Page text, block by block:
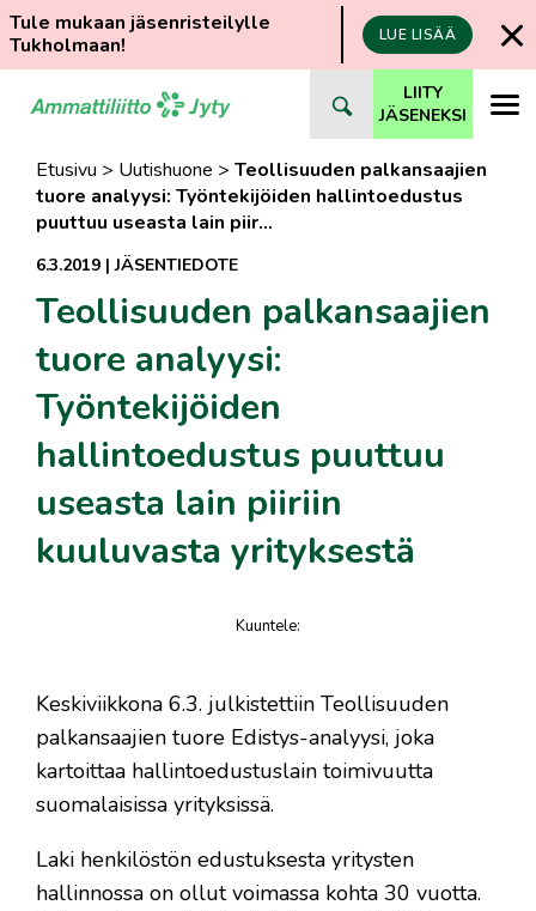
Tule mukaan jäsenristeilylle
Tukholmaan!
LUE LISÄÄ
suoraan
LIITY
JÄSENEKSI
Etusivu > Uutishuone > Teollisuuden palkansaajien
tuore analyysi: Työntekijöiden hallintoedustus
puuttuu useasta lain piir…
6.3.2019 |JÄSENTIEDOTE
Teollisuuden palkansaajien
tuore analyysi:
Työntekijöiden
hallintoedustus puuttuu
useasta lain piiriin
kuuluvasta yrityksestä
Kuuntele:
Keskiviikkona 6.3. julkistettiin Teollisuuden
palkansaajien tuore Edistys-analyysi, joka
kartoittaa hallintoedustuslain toimivuutta
suomalaisissa yrityksissä.
Laki henkilöstön edustuksesta yritysten
hallinnossa on ollut voimassa kohta 30 vuotta.